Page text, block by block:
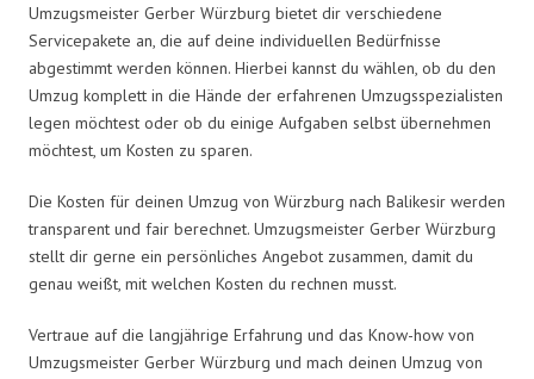
Umzugsmeister Gerber Würzburg bietet dir verschiedene
Servicepakete an, die auf deine individuellen Bedürfnisse
abgestimmt werden können. Hierbei kannst du wählen, ob du den
Umzug komplett in die Hände der erfahrenen Umzugsspezialisten
legen möchtest oder ob du einige Aufgaben selbst übernehmen
möchtest, um Kosten zu sparen.
Die Kosten für deinen Umzug von Würzburg nach Balikesir werden
transparent und fair berechnet. Umzugsmeister Gerber Würzburg
stellt dir gerne ein persönliches Angebot zusammen, damit du
genau weißt, mit welchen Kosten du rechnen musst.
Vertraue auf die langjährige Erfahrung und das Know-how von
Umzugsmeister Gerber Würzburg und mach deinen Umzug von